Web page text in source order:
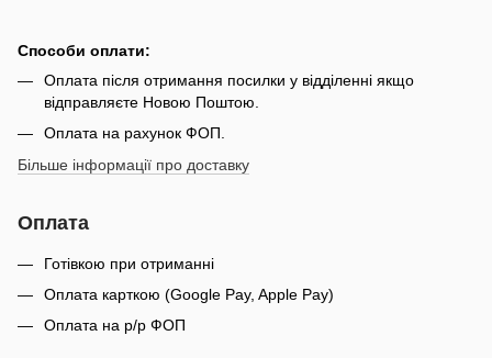
Способи оплати:
Оплата після отримання посилки у відділенні якщо
відправляєте Новою Поштою.
Оплата на рахунок ФОП.
Більше інформації про доставку
Оплата
Готівкою при отриманні
Оплата карткою (Google Pay, Apple Pay)
Оплата на р/р ФОП